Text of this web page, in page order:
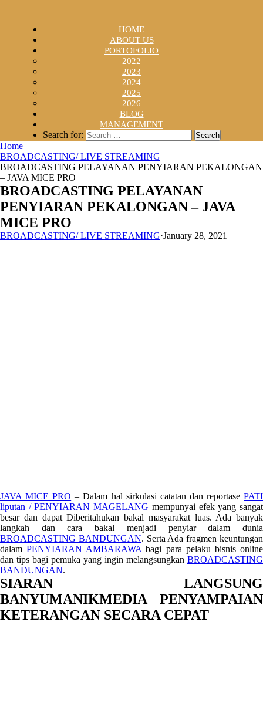
HOME
ABOUT US
PORTOFOLIO
2022
2023
2024
2025
2026
BLOG
MANAGEMENT
Search for:
Home
BROADCASTING/ LIVE STREAMING
BROADCASTING PELAYANAN PENYIARAN PEKALONGAN
– JAVA MICE PRO
BROADCASTING PELAYANAN
PENYIARAN PEKALONGAN – JAVA
MICE PRO
BROADCASTING/ LIVE STREAMING·January 28, 2021
JAVA MICE PRO – Dalam hal sirkulasi catatan dan reportasePATI
liputan / PENYIARAN MAGELANG mempunyai efek yang sangat
besar dan dapat Diberitahukan bakal masyarakat luas. Ada banyak
langkah dan cara bakal menjadi penyiar dalam dunia
BROADCASTING BANDUNGAN. Serta Ada fragmen keuntungan
dalamPENYIARAN AMBARAWA bagi para pelaku bisnis online
dan tips bagi pemuka yang ingin melangsungkan BROADCASTING
BANDUNGAN.
SIARAN LANGSUNG
BANYUMANIKMEDIA PENYAMPAIAN
KETERANGAN SECARA CEPAT